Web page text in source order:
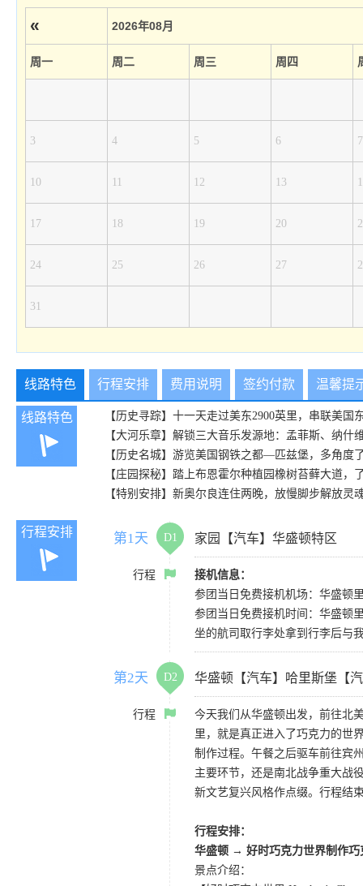
« 2026年08月
周一 周二 周三 周四
3 4 5 6 7
10 11 12 13
17 18 19 20
24 25 26 27
31
线路特色 行程安排 费用说明 签约付款 温馨提
线路特色
【历史寻踪】十一天走过美东2900英里，串联美
【大河乐章】解锁三大音乐发源地：孟菲斯、纳
【历史名城】游览美国钢铁之都—匹兹堡，多角
【庄园探秘】踏上布恩霍尔种植园橡树苔藓大道
【特别安排】新奥尔良连住两晚，放慢脚步解放
行程安排 第1天 D1 家园【汽车】华盛顿特区
行程
接机信息：
参团当日免费接机机场：华盛顿
参团当日免费接机时间：华盛顿
坐的航司取行李处拿到行李后与
第2天 D2 华盛顿【汽车】哈里斯堡【
行程
今天我们从华盛顿出发，前往北
里，就是真正进入了巧克力的世
制作过程。午餐之后驱车前往宾
主要环节，还是南北战争重大战
新文艺复兴风格作点缀。行程结
行程安排：
华盛顿 → 好时巧克力世界制作巧
景点介绍：